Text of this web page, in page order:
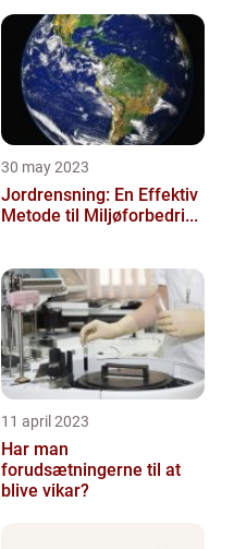
30 may 2023
Jordrensning: En Effektiv
Metode til Miljøforbedri...
11 april 2023
Har man
forudsætningerne til at
blive vikar?